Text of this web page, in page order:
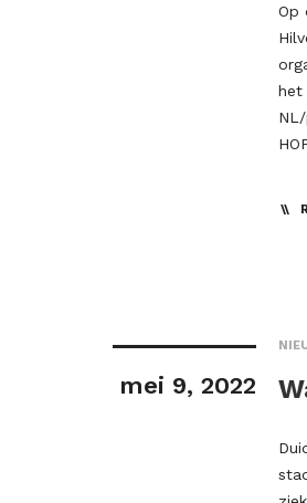
Op
het
mei 9, 2022